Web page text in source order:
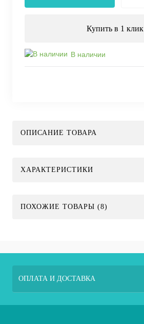
Купить в 1 клик
В наличии
ОПИСАНИЕ ТОВАРА
ХАРАКТЕРИСТИКИ
ПОХОЖИЕ ТОВАРЫ (8)
ОПЛАТА И ДОСТАВКА